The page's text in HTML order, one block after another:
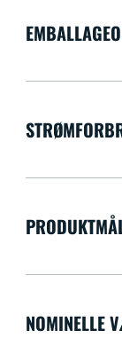
NOMINELLE